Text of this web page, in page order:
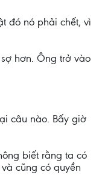
đó nó phải chết, vì
hơn. Ông trở vào
câu nào. Bấy giờ
biết rằng ta có
cũng có quyền